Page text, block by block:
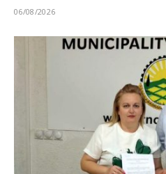
06/08/2026